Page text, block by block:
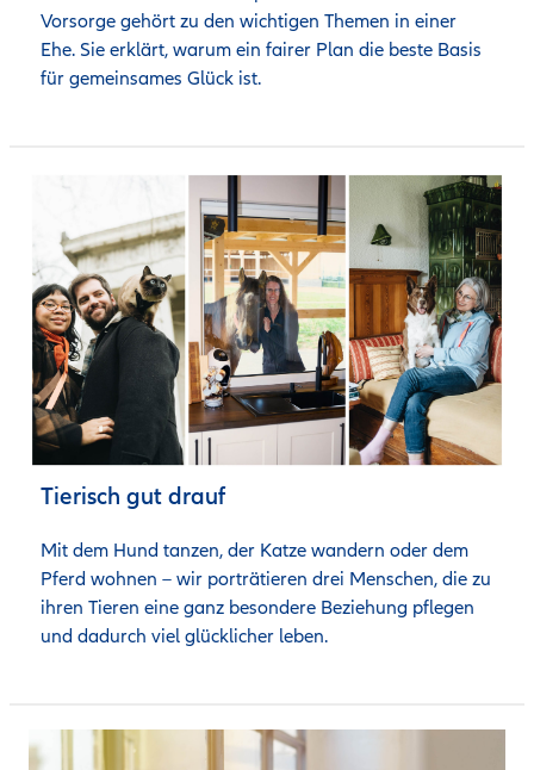
Vorsorge gehört zu den wichtigen Themen in einer
Ehe. Sie erklärt, warum ein fairer Plan die beste Basis
für gemeinsames Glück ist.
Tierisch gut drauf
Mit dem Hund tanzen, der Katze wandern oder dem
Pferd wohnen – wir porträtieren drei Menschen, die zu
ihren Tieren eine ganz besondere Beziehung pflegen
und dadurch viel glücklicher leben.